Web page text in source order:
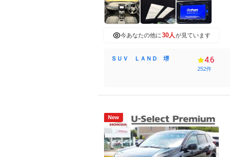
今あなたの他に30人が見ています
ＳＵＶ ＬＡＮＤ 堺 4.6
252件
New